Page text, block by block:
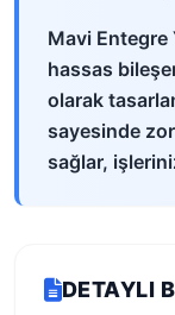
Mavi Entegre
hassas
olarak
sayesinde
sağlar,
DETAYLI